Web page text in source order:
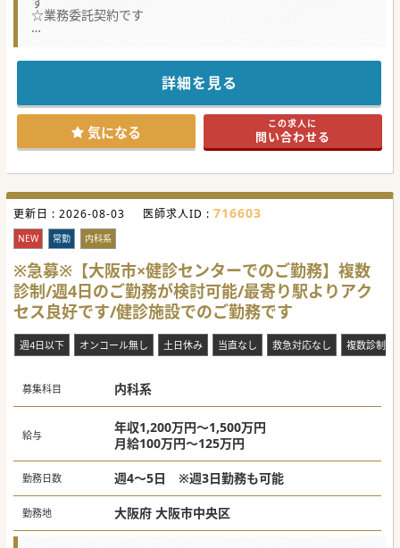
☆業務委託契約です
法人よりお預かりした求人です。豊富なノウハウから、先生
のご意向に沿ったご提案が可能です。
■この度、箕面市の医療モールにて、管理医師を務めていた
だける内科の先生を募集しておられます。
■開設者としてご勤務いただく予定ですが、運転資金の融資
や設備投資、採用やレセプト等の事務手続き等、諸々のサポ
ートも法人側で行いますので、「リスクを抑えて開業した
い」というような先生もお問い合わせください。
【職場環境と雰囲気】
■当法人の代表者はフットワークが軽く、バイタリティ溢れ
るリーダータイプのキャラクターです。代表者も積極的に面
談に同席されますので、「一度話を聞いてみたい」という先
生は気軽にお問い合わせください。
■「新たなチャレンジをしてみたい」、「バリバリ働いて稼
ぎたい」、「ワークライフバランスを充実させたい」等、先
生が実現させたい働き方をお聞かせください。
■マイカー通勤も可能です。近隣にスーパーもございますの
で、昼食や勤務後のお買い物にも便利です。
【やりがい】
等は法人にお任せし、先生は目の前の患者様への治療に集中
することができます。
ンスがございます。（記載されている求人概要はあくまでも
目安の情報です）
ックのロゴやHP作成等の開院準備も法人が行いますが、先生
のご意向を適宜ヒアリングしながら進めますので、先生のご
意向も反映させやすい環境です。
#業務委託案件
詳細を見る
気になる この求人に
問い合わせる
更新日 : 2026-08-03 医師求人ID : 716603
NEW 常勤 内科系
※急募※【大阪市×健診センターでのご勤務】複数
診制/週4日のご勤務が検討可能/最寄り駅よりアク
セス良好です/健診施設でのご勤務です
週4日以下 オンコール無し 土日休み 当直なし 救急対応なし 複数診制
募集科目 内科系
給与
年収1,200万円～1,500万円
月給100万円～125万円
勤務日数 週4～5日 ※週3日勤務も可能
勤務地 大阪府 大阪市中央区